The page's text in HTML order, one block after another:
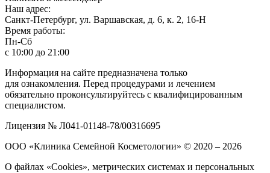
Наш адрес:
Санкт-Петербург, ул. Варшавская, д. 6, к. 2, 16-Н
Время работы:
Пн-Сб
с 10:00 до 21:00
Информация на сайте предназначена только
для ознакомления. Перед процедурами и лечением
обязательно проконсультируйтесь с квалифицированным
специалистом.
Лицензия № Л041-01148-78/00316695
ООО «Клиника Семейной Косметологии» © 2020 – 2026
О файлах «Cookies», метрических системах и персональных